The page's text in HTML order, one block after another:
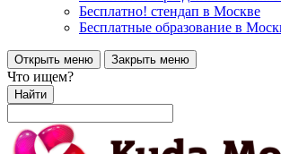
Бесплатно! стендап в Москве
Бесплатные образование в
Открыть меню Закрыть меню
Что ищем?
Найти